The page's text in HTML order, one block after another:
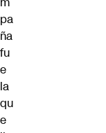
pa
ña
fu
e
la
qu
e